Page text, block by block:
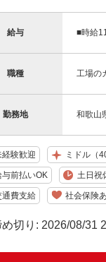
給与 ■時給
職種 工場の
勤務地 和歌山
経験歓迎 ミドル（
与前払いOK 土日祝
通費支給 社会保険
切り: 2026/08/31